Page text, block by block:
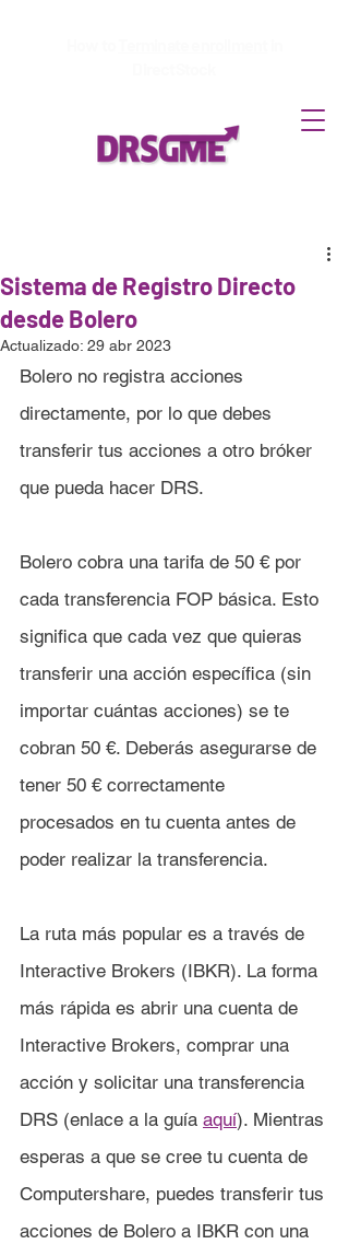
Sistema de Registro Directo
desde Bolero
Actualizado: 29 abr 2023
Bolero no registra acciones
directamente, por lo que debes
transferir tus acciones a otro bróker
que pueda hacer DRS.
Bolero cobra una tarifa de 50 € por
cada transferencia FOP básica. Esto
significa que cada vez que quieras
transferir una acción específica (sin
importar cuántas acciones) se te
cobran 50 €. Deberás asegurarse de
tener 50 € correctamente
procesados en tu cuenta antes de
poder realizar la transferencia.
La ruta más popular es a través de
Interactive Brokers (IBKR). La forma
más rápida es abrir una cuenta de
Interactive Brokers, comprar una
acción y solicitar una transferencia
DRS (enlace a la guía aquí). Mientras
esperas a que se cree tu cuenta de
Computershare, puedes transferir tus
acciones de Bolero a IBKR con una